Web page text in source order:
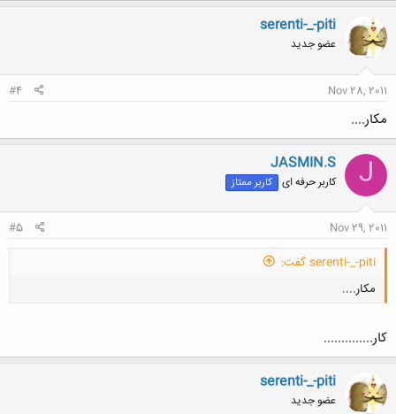
serenti-_-piti
عضو جدید
Nov 28, 2011
#4
مکار....
J
JASMIN.S
کاربر حرفه ای کاربر ممتاز
Nov 29, 2011
#5
serenti-_-piti گفت:
مکار....
کار..............
serenti-_-piti
عضو جدید